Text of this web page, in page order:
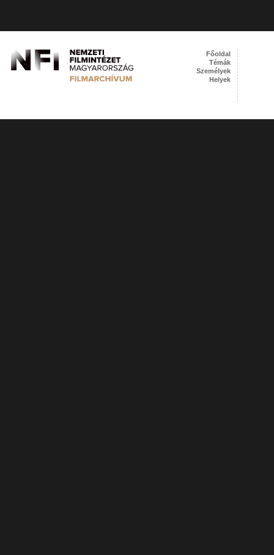
Főoldal
Témák
Személyek
Helyek